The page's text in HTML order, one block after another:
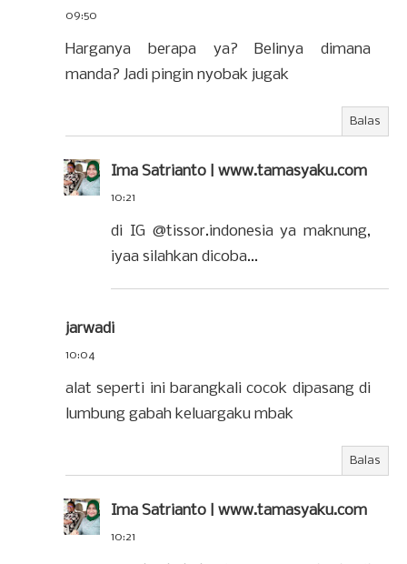
09:50
Harganya berapa ya? Belinya dimana
manda? Jadi pingin nyobak jugak
Balas
Ima Satrianto | www.tamasyaku.com
10:21
di IG @tissor.indonesia ya maknung,
iyaa silahkan dicoba...
jarwadi
10:04
alat seperti ini barangkali cocok dipasang di
lumbung gabah keluargaku mbak
Balas
Ima Satrianto | www.tamasyaku.com
10:21